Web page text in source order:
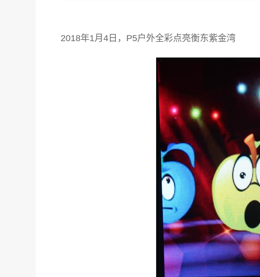
2018年1月4日，P5户外全彩点亮衡东紫金湾